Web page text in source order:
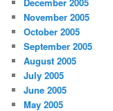
December 2005
November 2005
October 2005
September 2005
August 2005
July 2005
June 2005
May 2005